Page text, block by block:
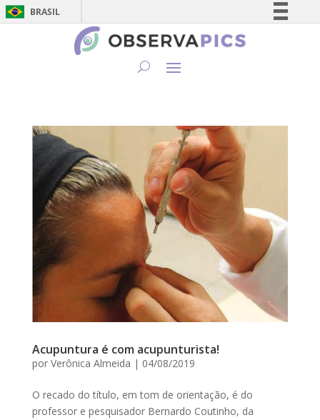
BRASIL
Simplifique!
Canais
Acupuntura é com acupunturista!
por Verônica Almeida | 04/08/2019
O recado do título, em tom de orientação, é do
professor e pesquisador Bernardo Coutinho, da